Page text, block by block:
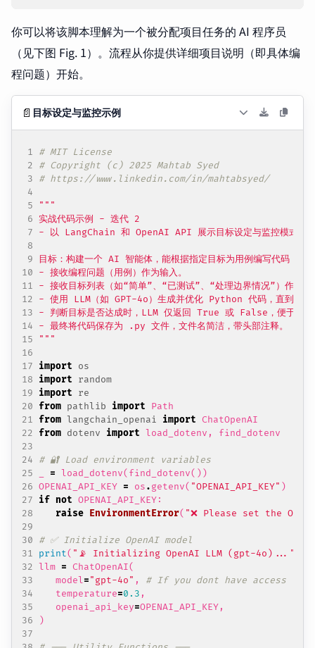
你可以将该脚本理解为一个被分配项目任务的 AI 程序员
（见下图 Fig. 1）。流程从你提供详细项目说明（即具体编
程问题）开始。
📄 目标设定与监控示例
# MIT License
# Copyright (c) 2025 Mahtab Syed
# https://www.linkedin.com/in/mahtabsyed/
"""
import
os
import
random
import
re
from pathlib import
Path
from langchain_openai import ChatOpenAI
from dotenv import load_dotenv , find_dotenv
# 🔐 Load environment variables
= load_dotenv( find_dotenv())
OPENAI_API_KEY = os.getenv( "OPENAI_API_KEY" )
if not OPENAI_API_KEY:
raise EnvironmentError( "❌ Please set the
# ✅ Initialize OpenAI model
print( "📡 Initializing OpenAI LLM (gpt-4o)..."
llm = ChatOpenAI(
model="gpt-4o" ,
# If you dont have access to
temperature=0.3 ,
openai_api_key=OPENAI_API_KEY,
)